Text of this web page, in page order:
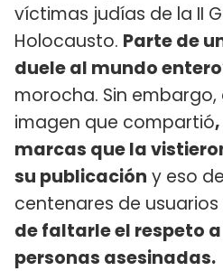
víctimas judías de la II
Holocausto. Parte de
duele al mundo entero
morocha. Sin
imagen que compartió
marcas que la
su publicación y eso
centenares de usuarios
de faltarle el respeto
personas asesinadas.